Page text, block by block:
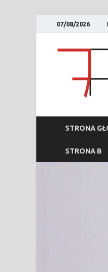
07/08/2026
STRONA
STRONA B